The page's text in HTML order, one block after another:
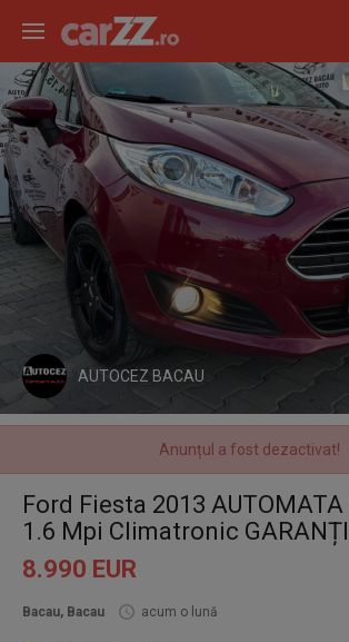
Anunțul a fost dezactivat!
AUTOCEZ BACAU
Ford Fiesta 2013
1.6 Mpi Climatronic
8.990 EUR
Bacau, Bacau acum o lună